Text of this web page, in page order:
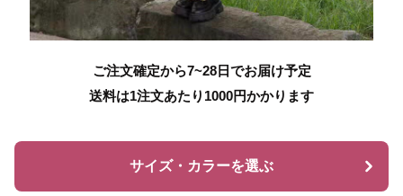
ご注文確定から7~28日でお届け予定
送料は1注文あたり 1000円かかります
サイズ・カラーを選ぶ